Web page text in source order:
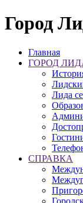
Город
Главная
ГОРОД
Лида
СПРАВКА